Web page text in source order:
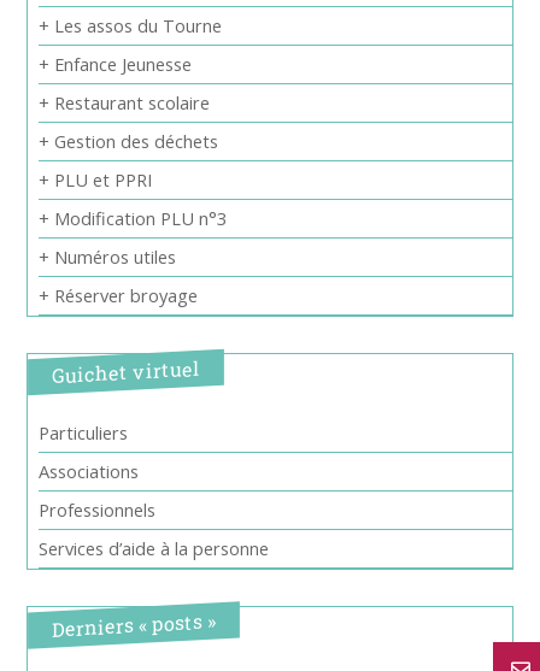
+ Les assos du Tourne
+ Enfance Jeunesse
+ Restaurant scolaire
+ Gestion des déchets
+ PLU et PPRI
+ Modification PLU n°3
+ Numéros utiles
+ Réserver broyage
Guichet virtuel
Particuliers
Associations
Professionnels
Services d’aide à la personne
Derniers « posts »